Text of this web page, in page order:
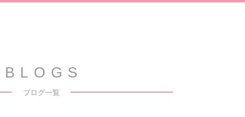
BLOGS
ブログ一覧